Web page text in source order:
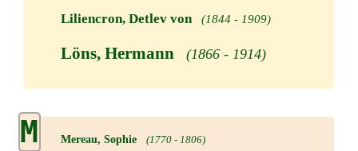
Liliencron, Detlev von (1844 - 1909)
Löns, Hermann (1866 - 1914)
M Mereau, Sophie (1770 - 1806)